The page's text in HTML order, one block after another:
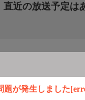
題が発生しました
直近の放送予定は